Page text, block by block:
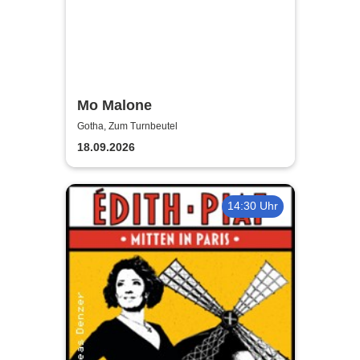
Mo Malone
Gotha, Zum Turnbeutel
18.09.2026
14:30 Uhr